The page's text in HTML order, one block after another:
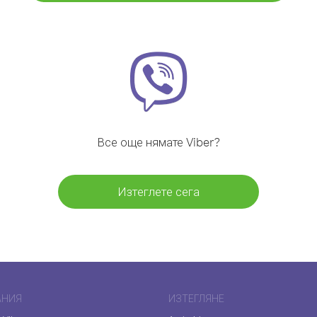
Все още нямате Viber?
Изтеглете сега
ИЗТЕГЛЯНЕ